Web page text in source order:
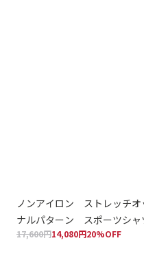
ノンアイロン ストレッチ
ナルパターン スポーツシ
17,600円14,080円20%OFF